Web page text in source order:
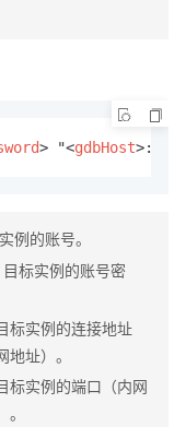
> "<gdbHost>:
例的账号。
目标实例的账号密
标实例的连接地址
地址）。
标实例的端口（内网